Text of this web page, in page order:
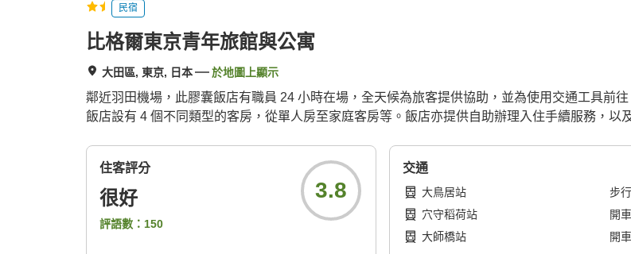
民宿
比格爾東京青年旅館與公寓
大田區, 東京, 日本 於地圖上顯示
鄰近羽田機場，此膠囊飯店有職員 24 小時在場，全天候為旅客提供協助，並為使用交通工具前
飯店設有 4 個不同類型的客房，從單人房至家庭客房等。飯店亦提供自助辦理入住手續服務，以
住客評分
很好
評語數： 150
3.8
交通
大鳥居站 步行
穴守稻荷站
開車
大師橋站
開車